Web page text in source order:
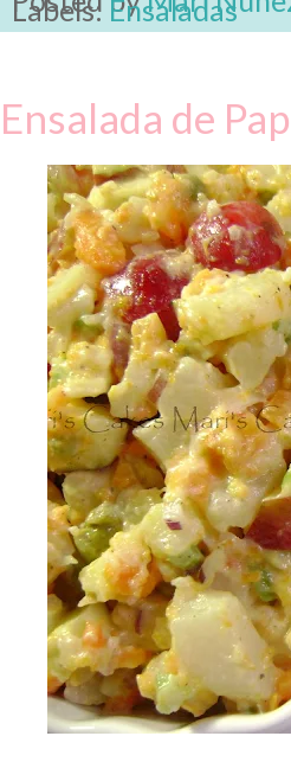
Labels: Ensaladas
Ensalada de